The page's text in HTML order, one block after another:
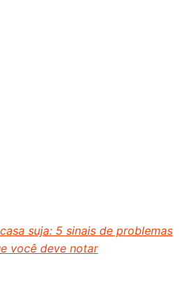
suja: 5 sinais de problemas
você deve notar